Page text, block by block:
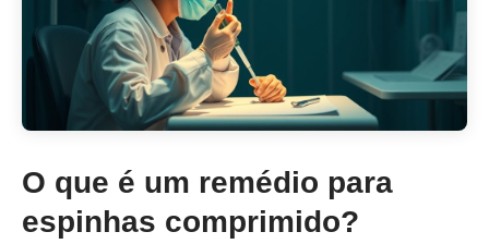
O que é um remédio para
espinhas comprimido?